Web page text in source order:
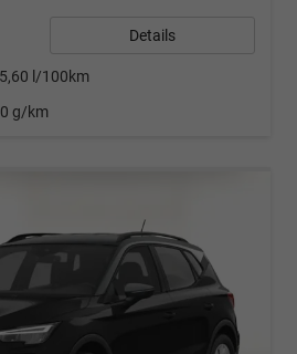
Details
5,60 l/100km
g/km